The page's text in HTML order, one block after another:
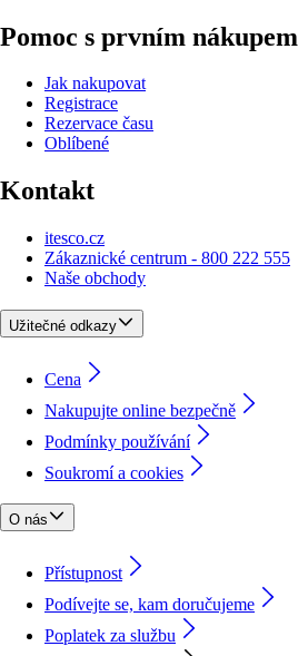
Pomoc s prvním nákupem
Jak nakupovat
Registrace
Rezervace času
Oblíbené
Kontakt
itesco.cz
Zákaznické centrum - 800 222 555
Naše obchody
Užitečné odkazy
Cena
Nakupujte online bezpečně
Podmínky používání
Soukromí a cookies
O nás
Přístupnost
Podívejte se, kam doručujeme
Poplatek za službu